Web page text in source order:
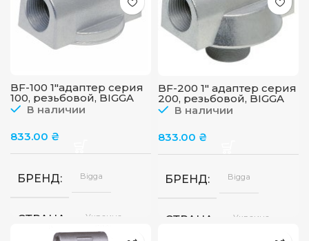
BF-100 1″адаптер серия
100, резьбовой, BIGGA
В наличии
833.00 ₴
БРЕНД Bigga
СТРАНА Украина
BF-200 1″ адаптер серия
200, резьбовой, BIGGA
В наличии
833.00 ₴
БРЕНД Bigga
СТРАНА Украина